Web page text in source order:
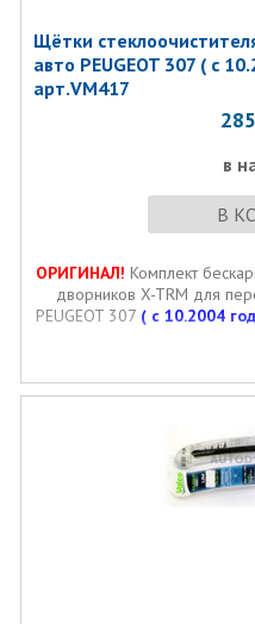
Щётки
авто PEUGEOT 307 ( с
арт.VM417
в
В
ОРИГИНАЛ! Комплект
дворников X-TRM для
PEUGEOT 307 ( с 10.2004